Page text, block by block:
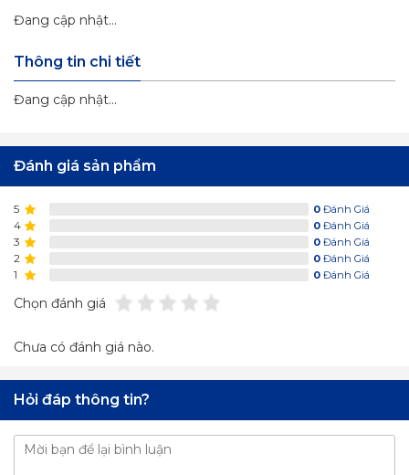
Đang cập nhật...
Thông tin chi tiết
Đang cập nhật...
Đánh giá sản phẩm
5 0 Đánh Giá
4 0 Đánh Giá
3 0 Đánh Giá
2 0 Đánh Giá
1 0 Đánh Giá
Chọn đánh giá
Chưa có đánh giá nào.
Hỏi đáp thông tin?